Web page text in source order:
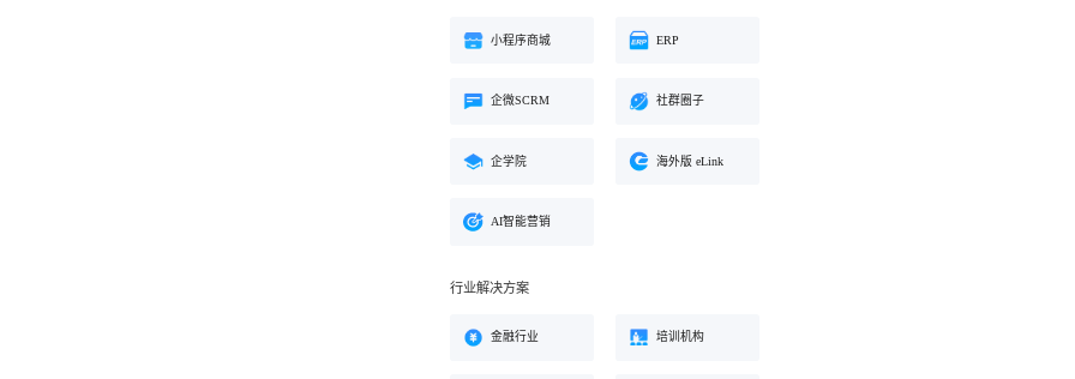
小程序商城 ERP
企微SCRM 社群圈子
企学院 海外版 eLink
AI智能营销
行业解决方案
金融行业 培训机构